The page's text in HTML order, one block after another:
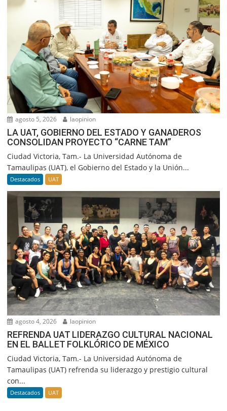
agosto 5, 2026 laopinion
LA UAT, GOBIERNO DEL ESTADO Y GANADEROS
CONSOLIDAN PROYECTO “CARNE TAM”
Ciudad Victoria, Tam.- La Universidad Autónoma de
Tamaulipas (UAT), el Gobierno del Estado y la Unión...
Destacados UAT
agosto 4, 2026 laopinion
REFRENDA UAT LIDERAZGO CULTURAL NACIONAL
EN EL BALLET FOLKLÓRICO DE MÉXICO
Ciudad Victoria, Tam.- La Universidad Autónoma de
Tamaulipas (UAT) refrenda su liderazgo y prestigio cultural
con...
Destacados UAT